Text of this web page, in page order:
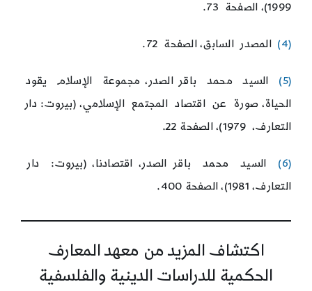
1999)، الصفحة 73.
(4) المصدر السابق، الصفحة 72.
(5)
السيد محمد باقر الصدر، مجموعة الإسلام يقود
الحياة، صورة عن اقتصاد المجتمع الإسلامي، (بيروت: دار
التعارف، 1979)، الصفحة 22.
(6)
السيد محمد باقر الصدر، اقتصادنا، (بيروت: دار
التعارف، 1981)، الصفحة 400.
اكتشاف المزيد من معهد المعارف
الحكمية للدراسات الدينية والفلسفية